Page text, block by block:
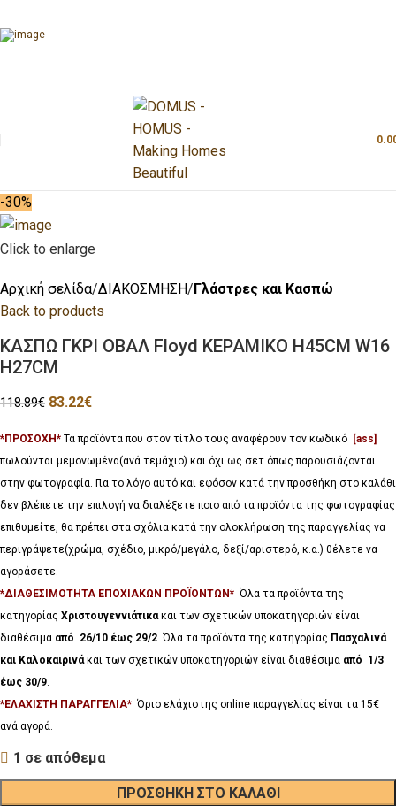
-30%
Click to enlarge
Αρχική σελίδα ΔΙΑΚΟΣΜΗΣΗ Γλάστρες και Κασπώ
Back to products
ΚΑΣΠΩ ΓΚΡΙ ΟΒΑΛ Floyd ΚΕΡΑΜΙΚΟ H45CM W16
H27CM
118.89€ 83.22€
*ΠΡΟΣΟΧΗ* Τα προϊόντα που στον τίτλο τους αναφέρουν τον κωδικό [ass]
πωλούνται μεμονωμένα(ανά τεμάχιο) και όχι ως σετ όπως παρουσιάζονται
στην φωτογραφία. Για το λόγο αυτό και εφόσον κατά την προσθήκη στο καλάθι
δεν βλέπετε την επιλογή να διαλέξετε ποιο από τα προϊόντα της φωτογραφίας
επιθυμείτε, θα πρέπει στα σχόλια κατά την ολοκλήρωση της παραγγελίας να
περιγράψετε(χρώμα, σχέδιο, μικρό/μεγάλο, δεξί/αριστερό, κ.α.) θέλετε να
αγοράσετε.
*ΔΙΑΘΕΣΙΜΟΤΗΤΑ ΕΠΟΧΙΑΚΩΝ ΠΡΟΪΟΝΤΩΝ* Όλα τα προϊόντα της
κατηγορίας Χριστουγεννιάτικακαι των σχετικών υποκατηγοριών είναι
διαθέσιμα από 26/10 έως 29/2 . Όλα τα προϊόντα της κατηγορίας Πασχαλινά
και Καλοκαιρινάκαι των σχετικών υποκατηγοριών είναι διαθέσιμα από 1/3
έως 30/9
*ΕΛΑΧΙΣΤΗ ΠΑΡΑΓΓΕΛΙΑ* Όριο ελάχιστης online παραγγελίας είναι τα 15€
ανά αγορά.
1 σε απόθεμα
ΠΡΟΣΘΉΚΗ ΣΤΟ ΚΑΛΆΘΙ